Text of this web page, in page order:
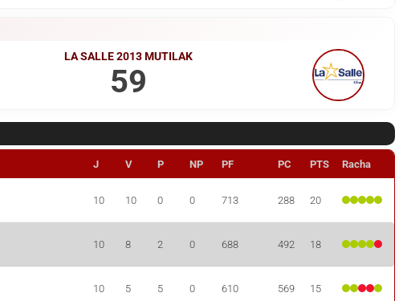
LA SALLE 2013 MUTILAK
59
J V P NP PF PC PTS Racha
10 10 0 0 713 288 20
10 8 2 0 688 492 18
10 5 5 0 610 569 15